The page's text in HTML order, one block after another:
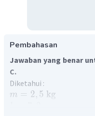
Pembahasan
Jawaban yang benar
C.
Diketahui :
m = 2, 5 kg